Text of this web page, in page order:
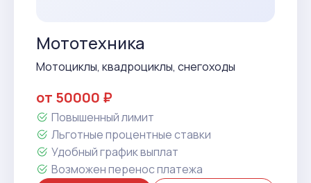
Мототехника
Мотоциклы, квадроциклы, снегоходы
от 50000 ₽
Повышенный лимит
Льготные процентные ставки
Удобный график выплат
Возможен перенос платежа